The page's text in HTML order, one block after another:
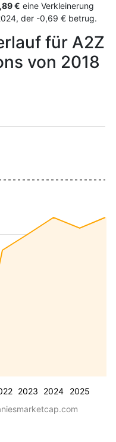
€ eine Verkleinerung
der -0,69 € betrug.
für A2Z
von 2018
2023 2024 2025